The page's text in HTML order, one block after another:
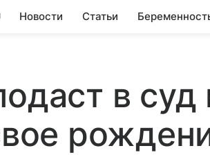
Новости Статьи
в суд